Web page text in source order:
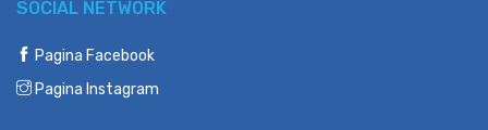
SOCIAL NETWORK
Pagina Facebook
Pagina Instagram